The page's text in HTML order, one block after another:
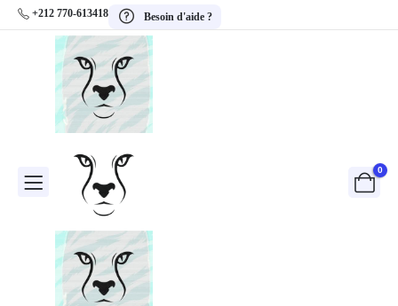
+212 770-613418 Besoin d'aide ?
0